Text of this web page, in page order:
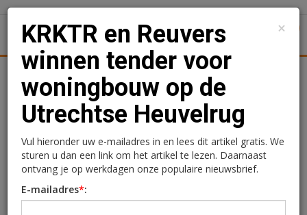
Uitgelicht Achtergronden Woningmarkt
KRKTR en Reuvers
winnen tender voor
woningbouw op de
Utrechtse Heuvelrug
×
KRKTR en Reuvers
winnen tender voor
woningbouw op de
Utrechtse Heuvelrug
Vul hieronder uw e-mailadres in en lees dit artikel gratis. We
sturen u dan een link om het artikel te lezen. Daarnaast
ontvang je op werkdagen onze populaire nieuwsbrief.
E-mailadres*: